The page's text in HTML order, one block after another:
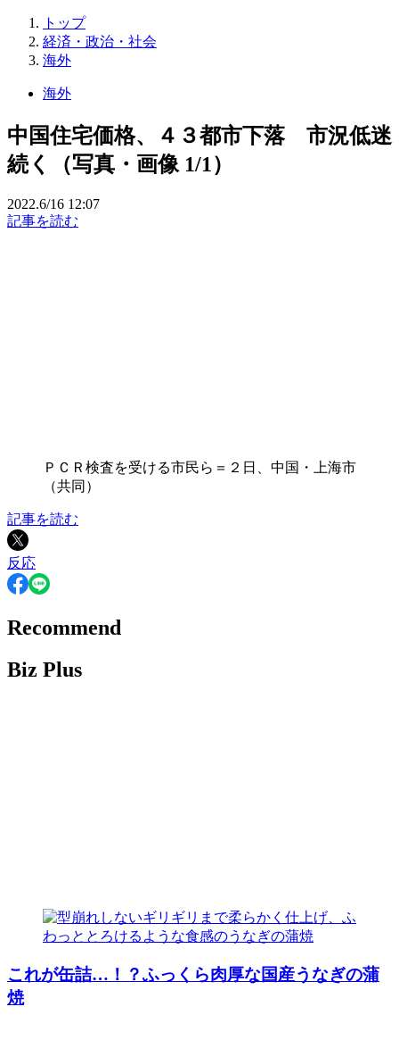
トップ
経済・政治・社会
海外
海外
中国住宅価格、４３都市下落 市況低迷
続く（写真・画像 1/1）
2022.6/16 12:07
記事を読む
ＰＣＲ検査を受ける市民ら＝２日、中国・上海市
（共同）
記事を読む
反応
Recommend
Biz Plus
これが缶詰…！？ふっくら肉厚な国産うなぎの蒲
焼